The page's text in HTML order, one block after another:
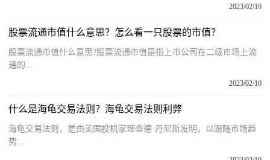
2023/02/10
股票流通市值什么意思？怎么看一只股票的市值？
股票流通市值什么意思?股票流通市值是指上市公司在二级市场上流
通的...
2023/02/10
什么是海龟交易法则？海龟交易法则利弊
海龟交易法则，是由美国投机家理查德·丹尼斯发明，以跟随市场趋
势...